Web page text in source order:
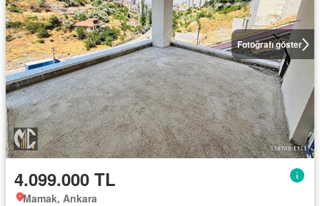
Fotoğrafı göster
4.099.000 TL
Mamak, Ankara